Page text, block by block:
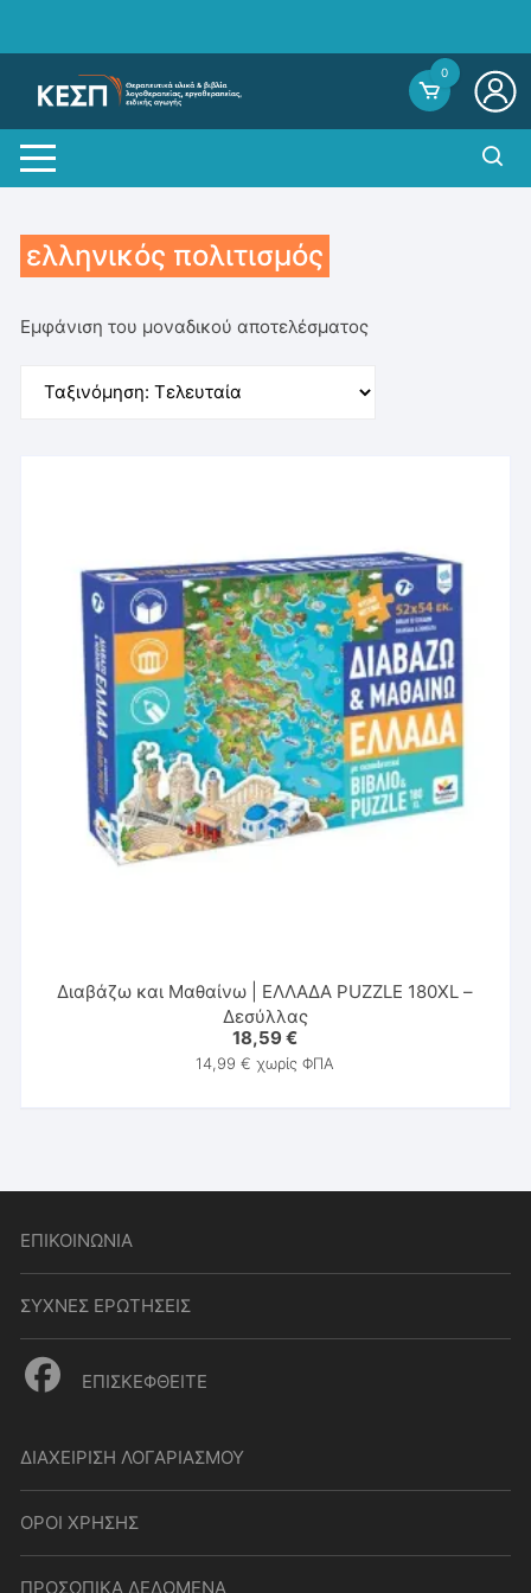
0
ελληνικός πολιτισμός
Εμφάνιση του μοναδικού αποτελέσματος
Διαβάζω και Μαθαίνω | ΕΛΛΑΔΑ PUZZLE 180XL –
Δεσύλλας
18,59€
14,99€ χωρίς ΦΠΑ
ΕΠΙΚΟΙΝΩΝΙΑ
ΣΥΧΝΕΣ ΕΡΩΤΗΣΕΙΣ
ΕΠΙΣΚΕΦΘΕΙΤΕ
ΔΙΑΧΕΙΡΙΣΗ ΛΟΓΑΡΙΑΣΜΟΥ
ΟΡΟΙ ΧΡΗΣΗΣ
ΠΡΟΣΩΠΙΚΑ ΔΕΔΟΜΕΝΑ